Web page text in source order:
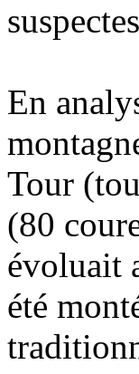
En
Tour
(80
évoluait
été